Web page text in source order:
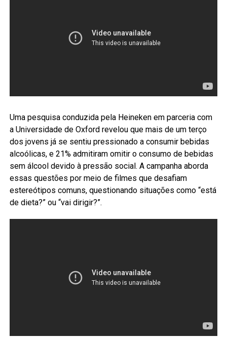
Uma pesquisa conduzida pela Heineken em parceria com
a Universidade de Oxford revelou que mais de um terço
dos jovens já se sentiu pressionado a consumir bebidas
alcoólicas, e 21% admitiram omitir o consumo de bebidas
sem álcool devido à pressão social. A campanha aborda
essas questões por meio de filmes que desafiam
estereótipos comuns, questionando situações como “está
de dieta?” ou “vai dirigir?”.